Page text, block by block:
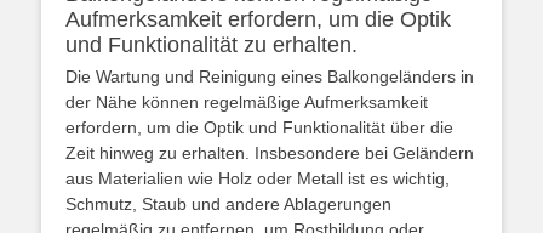
Aufmerksamkeit erfordern, um die Optik
und Funktionalität zu erhalten.
Die Wartung und Reinigung eines Balkongeländers in
der Nähe können regelmäßige Aufmerksamkeit
erfordern, um die Optik und Funktionalität über die
Zeit hinweg zu erhalten. Insbesondere bei Geländern
aus Materialien wie Holz oder Metall ist es wichtig,
Schmutz, Staub und andere Ablagerungen